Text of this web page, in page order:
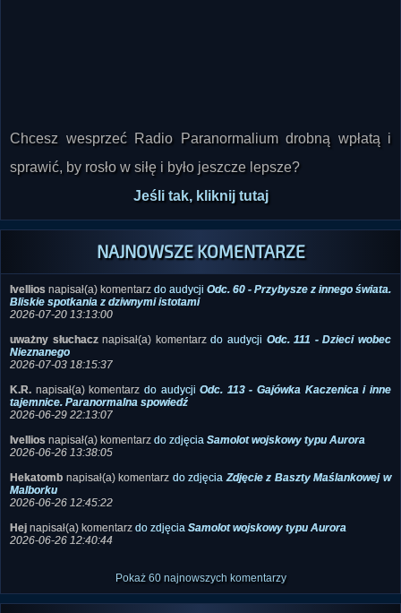
Chcesz wesprzeć Radio Paranormalium drobną wpłatą i
sprawić, by rosło w siłę i było jeszcze lepsze?
Jeśli tak, kliknij tutaj
NAJNOWSZE KOMENTARZE
Ivellios napisał(a) komentarz do audycji Odc. 60 - Przybysze z innego świata.
Bliskie spotkania z dziwnymi istotami
2026-07-20 13:13:00
uważny słuchacznapisał(a) komentarzdo audycji Odc. 111 - Dzieci wobec
Nieznanego
2026-07-03 18:15:37
K.R. napisał(a) komentarz do audycjiOdc. 113 - Gajówka Kaczenica i inne
tajemnice. Paranormalna spowiedź
2026-06-29 22:13:07
Ivellios napisał(a) komentarz do zdjęcia Samolot wojskowy typu Aurora
2026-06-26 13:38:05
Hekatomb napisał(a) komentarz do zdjęciaZdjęcie z Baszty Maślankowej w
Malborku
2026-06-26 12:45:22
Hej napisał(a) komentarz do zdjęcia Samolot wojskowy typu Aurora
2026-06-26 12:40:44
Pokaż 60 najnowszych komentarzy